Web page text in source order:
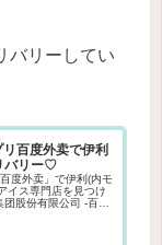
バリーしてい
百度外卖で伊利
バリー♡
度外卖」で伊利(内モ
イス専門店を見つけ
股份有限公司 -百度